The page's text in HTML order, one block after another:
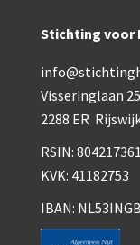
Stichting voor
Visseringlaan 25
2288 ER
RSIN: 804217361
KVK: 41182753
IBAN: